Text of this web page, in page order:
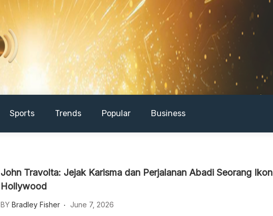
Sports Trends Popular Business
John Travolta: Jejak Karisma dan Perjalanan Abadi Seorang Ikon
Hollywood
BY Bradley Fisher June 7, 2026